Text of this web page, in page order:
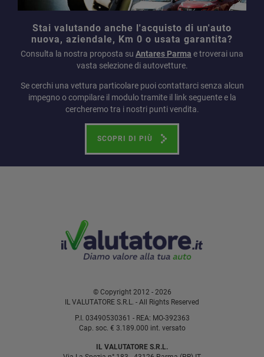
Stai valutando anche l'acquisto di un'auto
nuova, aziendale, Km 0 o usata garantita?
Consulta la nostra proposta su Antares Parma e troverai una
vasta selezione di autovetture.
Se cerchi una vettura particolare puoi contattarci senza alcun
impegno o compilare il modulo tramite il link seguente e la
cercheremo tra i nostri punti vendita.
SCOPRI DI PIÙ
© Copyright 2012 - 2026
IL VALUTATORE S.R.L. - All Rights Reserved
P.I. 03490530361 - REA: MO-392363
Cap. soc. € 3.189.000 int. versato
IL VALUTATORE S.R.L.